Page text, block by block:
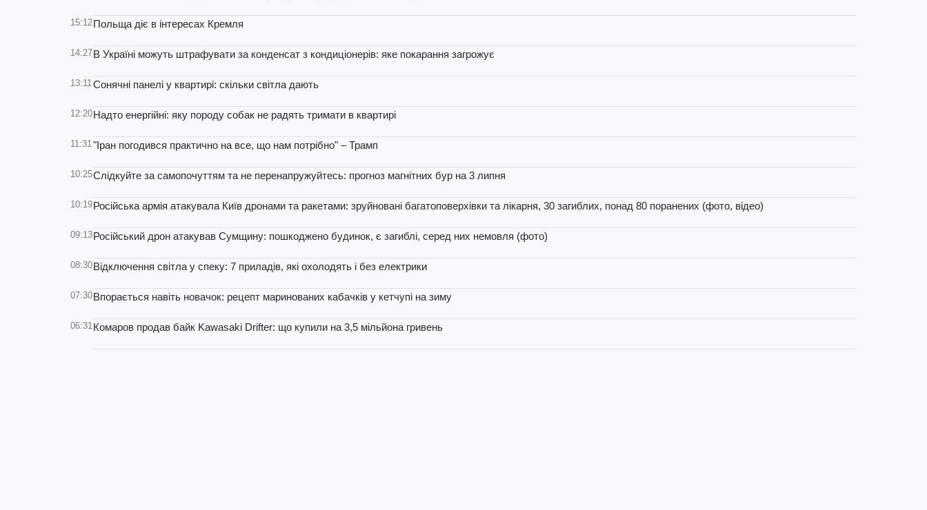
15:12Польща діє в інтересах Кремля
14:27В Україні можуть штрафувати за конденсат з кондиціонерів: яке покарання загрожує
13:11Сонячні панелі у квартирі: скільки світла дають
12:20Надто енергійні: яку породу собак не радять тримати в квартирі
11:31"Іран погодився практично на все, що нам потрібно" – Трамп
10:25Слідкуйте за самопочуттям та не перенапружуйтесь: прогноз магнітних бур на 3 липня
10:19Російська армія атакувала Київ дронами та ракетами: зруйновані багатоповерхівки та лікарня, 30 загиблих, понад 80 поранених (фото, відео)
09:13Російський дрон атакував Сумщину: пошкоджено будинок, є загиблі, серед них немовля (фото)
08:30Відключення світла у спеку: 7 приладів, які охолодять і без електрики
07:30Впорається навіть новачок: рецепт маринованих кабачків у кетчупі на зиму
06:31Комаров продав байк Kawasaki Drifter: що купили на 3,5 мільйона гривень